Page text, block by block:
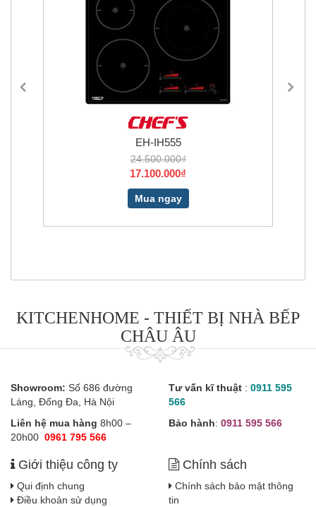
EH-IH555
24.500.000₫
17.100.000₫
Mua ngay
KITCHENHOME - THIẾT BỊ NHÀ BẾP
CHÂU ÂU
Showroom: Số 686 đường
Láng, Đống Đa, Hà Nội
Liên hệ mua hàng 8h00 –
20h00 0961 795 566
Tư vấn kĩ thuật : 0911 595
566
Bảo hành: 0911 595 566
Giới thiệu công ty
Qui định chung
Điều khoản sử dụng
Chính sách
Chính sách bảo mật thông
tin